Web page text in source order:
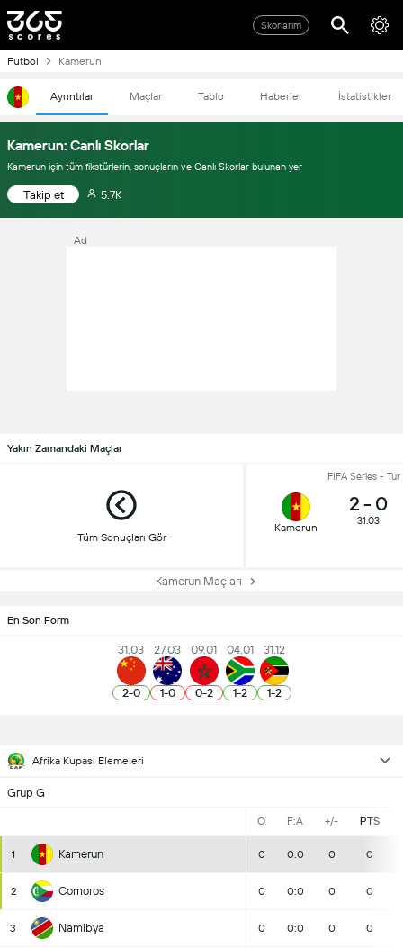
Skorlarım
Futbol Kamerun
Ayrıntılar Maçlar Tablo Haberler İstatistikler
Kamerun: Canlı Skorlar
Kamerun için tüm fikstürlerin, sonuçların ve Canlı Skorlar bulunan yer
Takip et 5.7K
Ad
Yakın Zamandaki Maçlar
Tüm Sonuçları Gör
FIFA Series - Tur
Kamerun
2 - 0
31.03
Kamerun Maçları
En Son Form
31.03
2-0
27.03
1-0
09.01
0-2
04.01
1-2
31.12
1-2
Afrika Kupası Elemeleri
Grup G
O F:A +/- PTS
1 Kamerun 0 0:0 0 0
2 Comoros 0 0:0 0 0
3 Namibya 0 0:0 0 0